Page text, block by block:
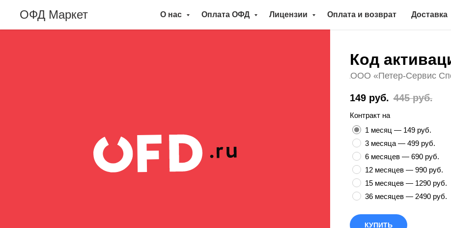
ОФД Маркет О нас Оплата ОФД Лицензии Оплата и возврат Доставка
Код
Артикул:
ООО «Петер-Сервис
149 руб. 445 руб.
Контракт на
1 месяц — 149 руб.
3 месяца — 499 руб.
6 месяцев — 690 руб.
12 месяцев — 990 руб.
15 месяцев — 1290 руб.
36 месяцев — 2490 руб.
КУПИТЬ